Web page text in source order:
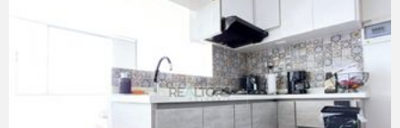
VIEW DETAILS